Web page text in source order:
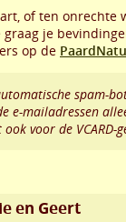
of ten onrechte
je
op de
spam-
e-mailadressen
voor de VCARD-
en Geert